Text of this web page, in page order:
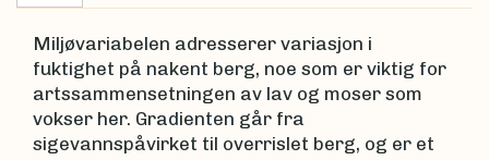
Miljøvariabelen adresserer variasjon i
fuktighet på nakent berg, noe som er viktig for
artssammensetningen av lav og moser som
vokser her. Gradienten går fra
sigevannspåvirket til overrislet berg, og er et